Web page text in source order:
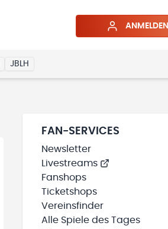
ANMELDEN
JBLH
FAN-SERVICES
Newsletter
Livestreams
Fanshops
Ticketshops
Vereinsfinder
Alle Spiele des Tages